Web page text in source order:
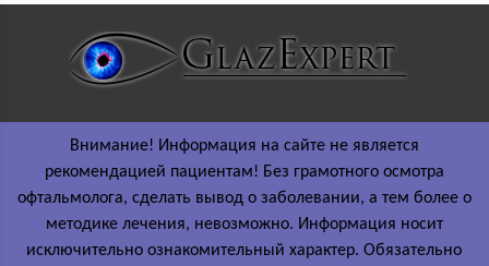
Внимание! Информация на сайте не является
рекомендацией пациентам! Без грамотного осмотра
офтальмолога, сделать вывод о заболевании, а тем более о
методике лечения, невозможно. Информация носит
исключительно ознакомительный характер. Обязательно